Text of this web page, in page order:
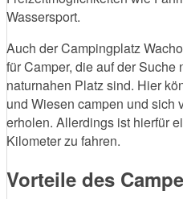
Wassersport.
Auch der Campingplatz
für Camper, die auf der Suche
naturnahen Platz sind. Hier
und Wiesen campen und sich
erholen. Allerdings ist hierfür
Kilometer zu fahren.
Vorteile des